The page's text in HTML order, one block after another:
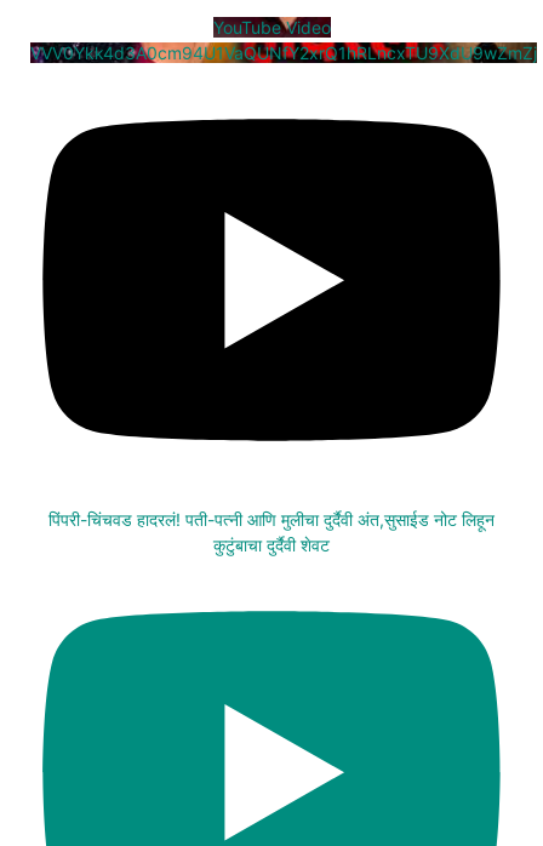
YouTube Video
VVV0Ykk4d3A0cm94U1VaQUNfY2xrQ1hRLncxTU9XdU9wZmZj
पिंपरी-चिंचवड हादरलं! पती-पत्नी आणि मुलीचा दुर्दैवी अंत,सुसाईड नोट लिहून
कुटुंबाचा दुर्दैवी शेवट